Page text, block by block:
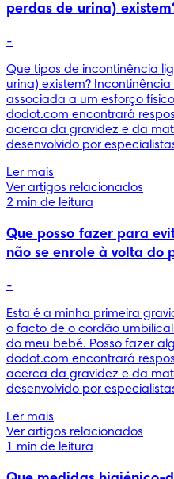
perdas de urina)
-
Que tipos de incontinência
urina) existem?
associada a um esforço
dodot.com encontrará
acerca da gravidez e da
desenvolvido por
Ler mais
Ver artigos relacionados
2 min de leitura
Que posso fazer para
não se enrole à volta do
-
Esta é a minha primeira
o facto de o cordão
do meu bebé. Posso fazer
dodot.com encontrará
acerca da gravidez e da
desenvolvido por
Ler mais
Ver artigos relacionados
1 min de leitura